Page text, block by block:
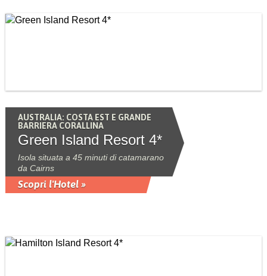
AUSTRALIA: COSTA EST E GRANDE
BARRIERA CORALLINA
Green Island Resort 4*
Isola situata a 45 minuti di catamarano
da Cairns
Scopri l'Hotel »